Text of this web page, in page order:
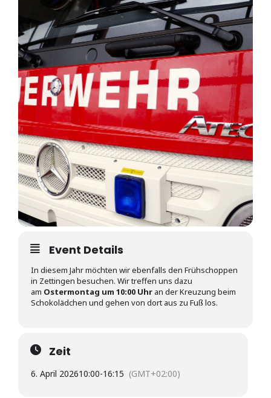
Event Details
In diesem Jahr möchten wir ebenfalls den Frühschoppen
in Zettingen besuchen. Wir treffen uns dazu
am Ostermontag um 10:00 Uhr an der Kreuzung beim
Schokolädchen und gehen von dort aus zu Fuß los.
Zeit
6. April 202610:00-16:15 (GMT+02:00)